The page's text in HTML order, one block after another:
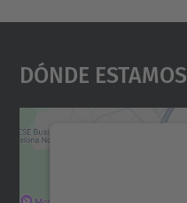
Dónde Estamos